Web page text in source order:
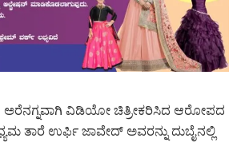
ಅರೆನಗ್ನವಾಗಿ ವಿಡಿಯೋ ಚಿತ್ರೀಕರಿಸಿದ ಆರೋಪದ
ತಾರೆ ಉರ್ಫಿ ಜಾವೇದ್ ಅವರನ್ನು ದುಬೈನಲ್ಲಿ